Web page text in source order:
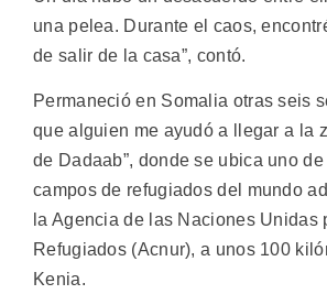
una pelea. Durante el caos,
de salir de la casa”, contó.
Permaneció en Somalia otras seis
que alguien me ayudó a llegar a la
de Dadaab”, donde se ubica uno
campos de refugiados del mundo
la Agencia de las Naciones Unidas
Refugiados (Acnur), a unos 100
Kenia.